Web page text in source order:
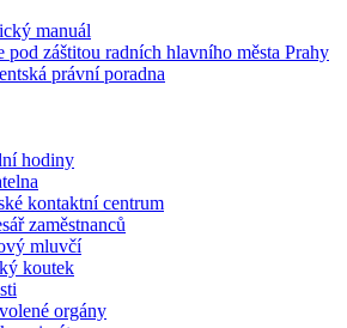
manuál
pod záštitou radních hlavního města Prahy
právní poradna
hodiny
kontaktní centrum
zaměstnanců
mluvčí
koutek
orgány